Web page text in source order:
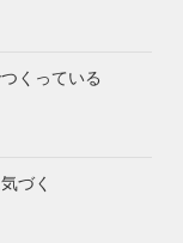
くっている
づく